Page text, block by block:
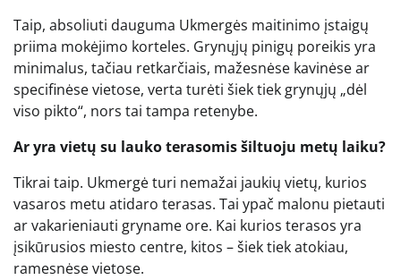
Taip, absoliuti dauguma Ukmergės maitinimo įstaigų
priima mokėjimo korteles. Grynųjų pinigų poreikis yra
minimalus, tačiau retkarčiais, mažesnėse kavinėse ar
specifinėse vietose, verta turėti šiek tiek grynųjų „dėl
viso pikto“, nors tai tampa retenybe.
Ar yra vietų su lauko terasomis šiltuoju metų laiku?
Tikrai taip. Ukmergė turi nemažai jaukių vietų, kurios
vasaros metu atidaro terasas. Tai ypač malonu pietauti
ar vakarieniauti gryname ore. Kai kurios terasos yra
įsikūrusios miesto centre, kitos – šiek tiek atokiau,
ramesnėse vietose.